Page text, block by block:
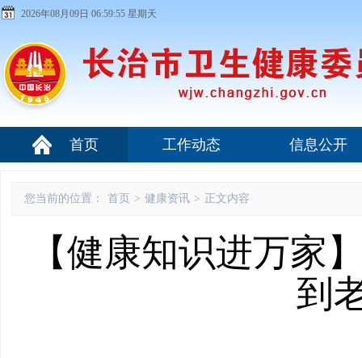
2026年08月09日 06:59:56 星期天
首页 工作动态 信息公开
您当前的位置： 首页 > 健康资讯 > 正文内容
【健康知识进万家
到